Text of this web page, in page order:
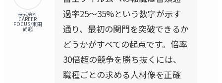
株式会社
CAREER
FOCUS/東田
尚起
過率25〜35%という数字が示す
通り、最初の関門を突破できるか
どうかがすべての起点です。倍率
30倍超の競争を勝ち抜くには、
職種ごとの求める人材像を正確